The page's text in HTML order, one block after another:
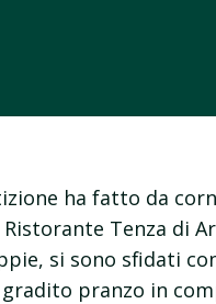
ha fatto da
Tenza di
si sono sfidati
pranzo in